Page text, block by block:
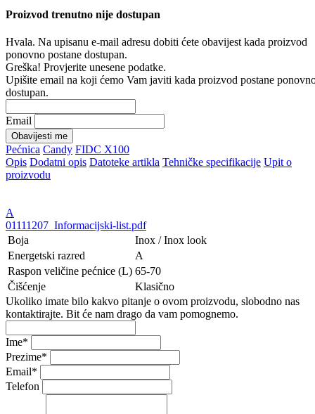
Proizvod trenutno nije dostupan
Hvala. Na upisanu e-mail adresu dobiti ćete obavijest kada proizvod
ponovno postane dostupan.
Greška! Provjerite unesene podatke.
Upišite email na koji ćemo Vam javiti kada proizvod postane
dostupan.
Email
Obavijesti me
Pećnica Candy FIDC X100
Opis Dodatni opis Datoteke artikla Tehničke specifikacije Upit o
proizvodu
A
01111207_Informacijski-list.pdf
Boja
Inox / Inox look
Energetski razred
A
Raspon veličine pećnice (L) 65-70
Čišćenje
Klasično
Ukoliko imate bilo kakvo pitanje o ovom proizvodu, slobodno nas
kontaktirajte. Bit će nam drago da vam pomognemo.
Ime*
Prezime*
Email*
Telefon